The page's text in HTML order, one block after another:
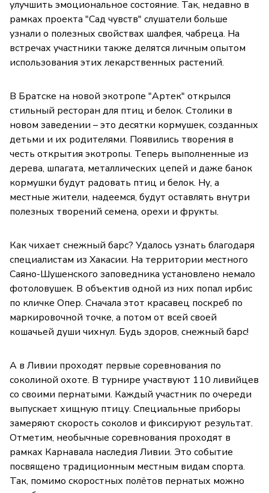
улучшить эмоциональное состояние. Так, недавно в
рамках проекта "Сад чувств" слушатели больше
узнали о полезных свойствах шалфея, чабреца. На
встречах участники также делятся личным опытом
использования этих лекарственных растений.
В Братске на новой экотропе "Артек" открылся
стильный ресторан для птиц и белок. Столики в
новом заведении – это десятки кормушек, созданных
детьми и их родителями. Появились творения в
честь открытия экотропы. Теперь выполненные из
дерева, шпагата, металлических цепей и даже банок
кормушки будут радовать птиц и белок. Ну, а
местные жители, надеемся, будут оставлять внутри
полезных творений семена, орехи и фрукты.
Как чихает снежный барс? Удалось узнать благодаря
специалистам из Хакасии. На территории местного
Саяно-Шушенского заповедника установлено немало
фотоловушек. В объектив одной из них попал ирбис
по кличке Опер. Сначала этот красавец поскреб по
маркировочной точке, а потом от всей своей
кошачьей души чихнул. Будь здоров, снежный барс!
А в Ливии проходят первые соревнования по
соколиной охоте. В турнире участвуют 110 ливийцев
со своими пернатыми. Каждый участник по очереди
выпускает хищную птицу. Специальные приборы
замеряют скорость соколов и фиксируют результат.
Отметим, необычные соревнования проходят в
рамках Карнавала наследия Ливии. Это событие
посвящено традиционным местным видам спорта.
Так, помимо скоростных полётов пернатых можно